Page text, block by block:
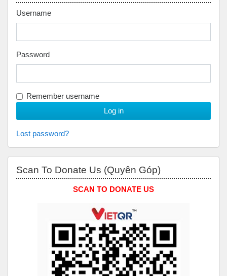
Username
Password
Remember username
Lost password?
Scan To Donate Us (Quyên Góp)
SCAN TO DONATE US